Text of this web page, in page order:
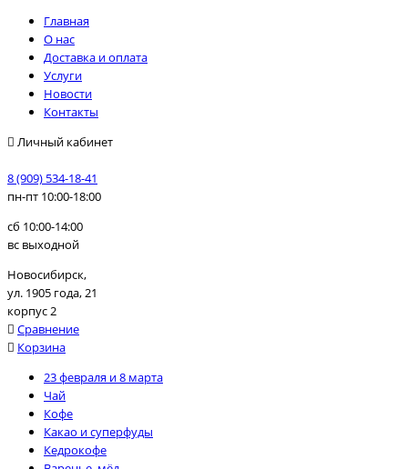
Главная
О нас
Доставка и оплата
Услуги
Новости
Контакты
Личный кабинет
8 (909) 534-18-41
пн-пт 10:00-18:00
сб 10:00-14:00
вс выходной
Новосибирск,
ул. 1905 года, 21
корпус 2
Сравнение
Корзина
23 февраля и 8 марта
Чай
Кофе
Какао и суперфуды
Кедрокофе